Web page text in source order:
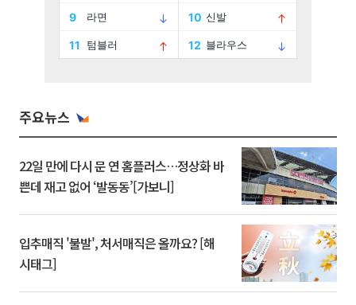
주요뉴스
22일 만에 다시 문 연 홈플러스…정상화 바
쁜데 재고 없어 ‘발동동’[가보니]
입추매직 '불발', 처서매직은 올까요? [해
시태그]